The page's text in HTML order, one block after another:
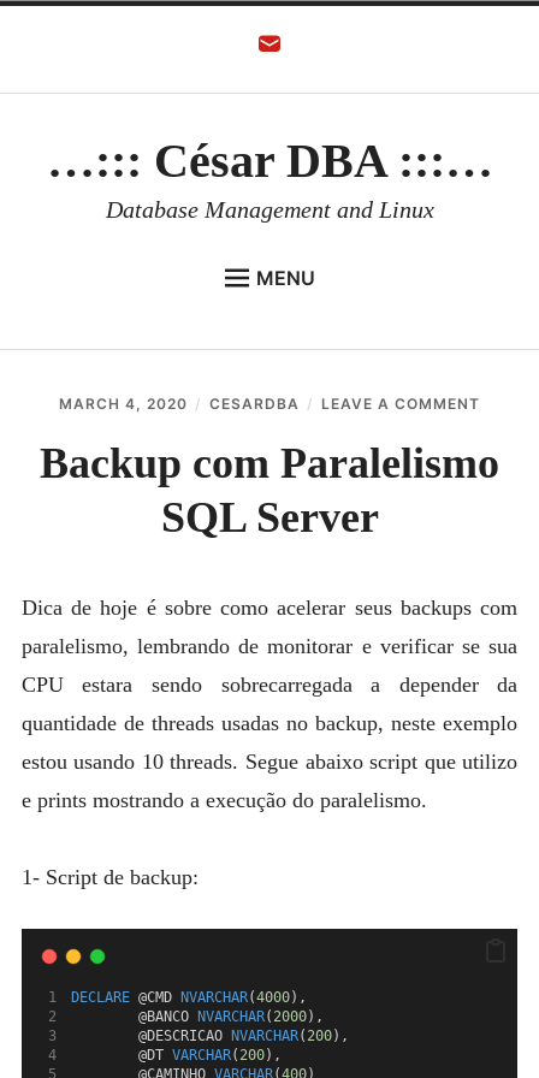
…::: César DBA :::…
Database Management and Linux
MENU
ORACLE DATABASE
LINUX
POSTGRESQL
MICROSOFT
menu
OTHER
PORTUGUESE
MARCH 4, 2020 CESARDBA LEAVE A COMMENT
Backup com Paralelismo
SQL Server
Dica de hoje é sobre como acelerar seus backups com
paralelismo, lembrando de monitorar e verificar se sua
CPU estara sendo sobrecarregada a depender da
quantidade de threads usadas no backup, neste exemplo
estou usando 10 threads. Segue abaixo script que utilizo
e prints mostrando a execução do paralelismo.
1- Script de backup:
DECLARE @CMD NVARCHAR(4000),
        @BANCO
NVARCHAR( 2000),
        @DESCRICAO
NVARCHAR( 200),
        @DT
VARCHAR( 200),
        @CAMINHO
VARCHAR(400)